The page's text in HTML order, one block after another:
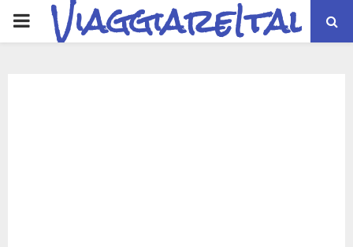
PRIMARYViaggiareItalia